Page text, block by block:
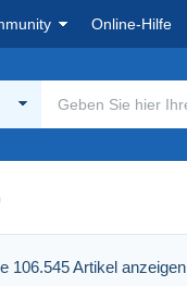
Online-Hilfe
106.545 Artikel anzeigen